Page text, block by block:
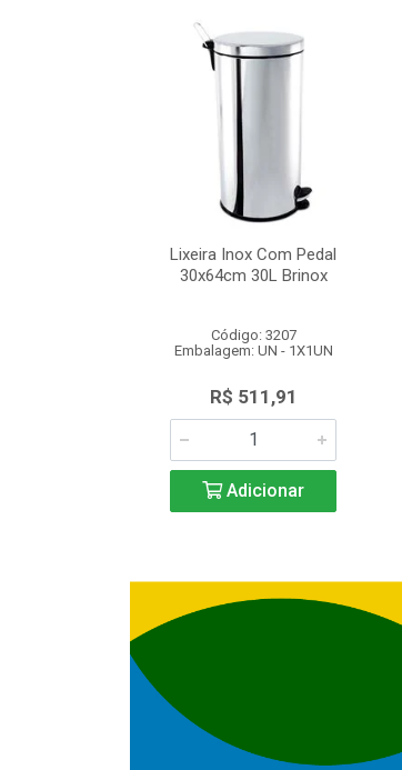
Lixeira Inox Com Pedal
30x64cm 30L Brinox
Código: 3207
Embalagem: UN - 1X1UN
R$ 511,91
Adicionar